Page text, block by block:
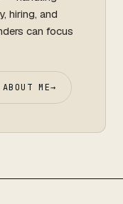
hiring, and
can focus
ABOUT ME→